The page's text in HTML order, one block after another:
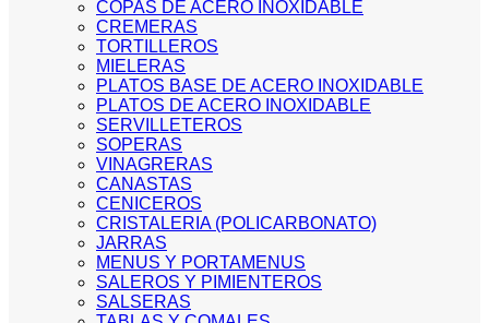
COPAS DE ACERO INOXIDABLE
CREMERAS
TORTILLEROS
MIELERAS
PLATOS BASE DE ACERO INOXIDABLE
PLATOS DE ACERO INOXIDABLE
SERVILLETEROS
SOPERAS
VINAGRERAS
CANASTAS
CENICEROS
CRISTALERIA (POLICARBONATO)
JARRAS
MENUS Y PORTAMENUS
SALEROS Y PIMIENTEROS
SALSERAS